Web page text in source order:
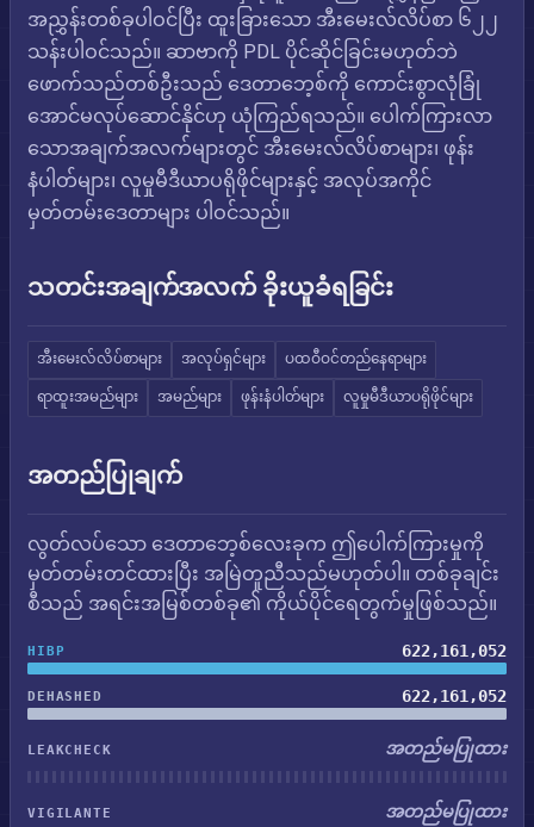
အညွှန်းတစ်ခုပါဝင်ပြီး ထူးခြားသော အီးမေးလ်လိပ်စာ ၆၂၂
သန်းပါဝင်သည်။ ဆာဗာကို PDL ပိုင်ဆိုင်ခြင်းမဟုတ်ဘဲ
ဖောက်သည်တစ်ဦးသည် ဒေတာဘေ့စ်ကို ကောင်းစွာလုံခြုံ
အောင်မလုပ်ဆောင်နိုင်ဟု ယုံကြည်ရသည်။ ပေါက်ကြားလာ
သောအချက်အလက်များတွင် အီးမေးလ်လိပ်စာများ၊ ဖုန်း
နံပါတ်များ၊ လူမှုမီဒီယာပရိုဖိုင်များနှင့် အလုပ်အကိုင်
မှတ်တမ်းဒေတာများ ပါဝင်သည်။
သတင်းအချက်အလက် ခိုးယူခံရခြင်း
အီးမေးလ်လိပ်စာများ အလုပ်ရှင်များ ပထဝီဝင်တည်နေရာများ
ရာထူးအမည်များ အမည်များ ဖုန်းနံပါတ်များ လူမှုမီဒီယာပရိုဖိုင်များ
အတည်ပြုချက်
လွတ်လပ်သော ဒေတာဘေ့စ်လေးခုက ဤပေါက်ကြားမှုကို
မှတ်တမ်းတင်ထားပြီး အမြဲတူညီသည်မဟုတ်ပါ။ တစ်ခုချင်း
စီသည် အရင်းအမြစ်တစ်ခု၏ ကိုယ်ပိုင်ရေတွက်မှုဖြစ်သည်။
HIBP 622,161,052
DEHASHED 622,161,052
LEAKCHECK အတည်မပြုထား
VIGILANTE အတည်မပြုထား